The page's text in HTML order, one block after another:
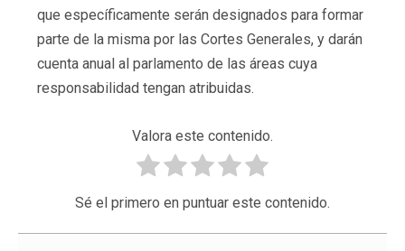
que específicamente serán designados para formar
parte de la misma por las Cortes Generales, y darán
cuenta anual al parlamento de las áreas cuya
responsabilidad tengan atribuidas.
Valora este contenido.
Sé el primero en puntuar este contenido.